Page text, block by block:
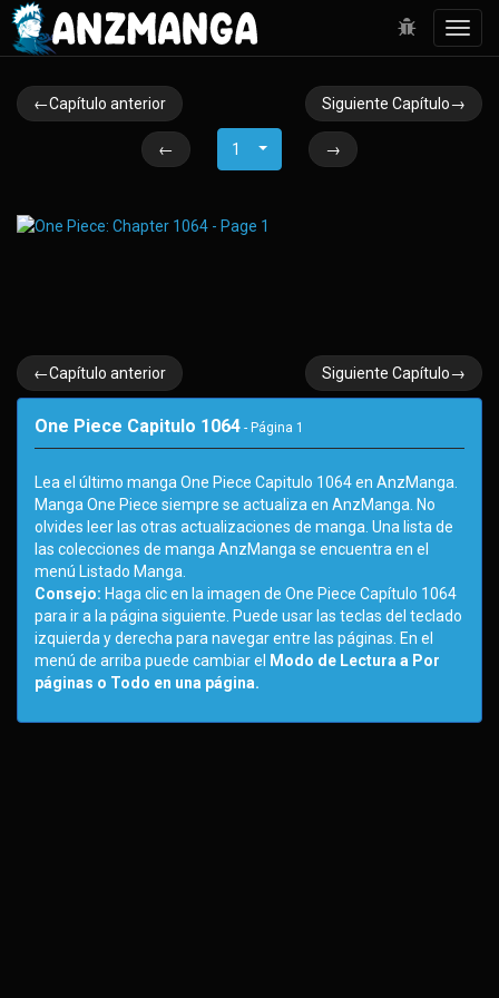
←Capítulo anterior Siguiente Capítulo→
← 1 →
←Capítulo anterior Siguiente Capítulo→
One Piece Capitulo 1064 - Página 1
Lea el último manga One Piece Capitulo 1064 en AnzManga.
Manga One Piece siempre se actualiza en AnzManga. No
olvides leer las otras actualizaciones de manga. Una lista de
las colecciones de manga AnzManga se encuentra en el
menú Listado Manga.
Consejo: Haga clic en la imagen de One Piece Capítulo 1064
para ir a la página siguiente. Puede usar las teclas del teclado
izquierda y derecha para navegar entre las páginas. En el
menú de arriba puede cambiar el
Modo de Lectura a Por
páginas o Todo en una página.